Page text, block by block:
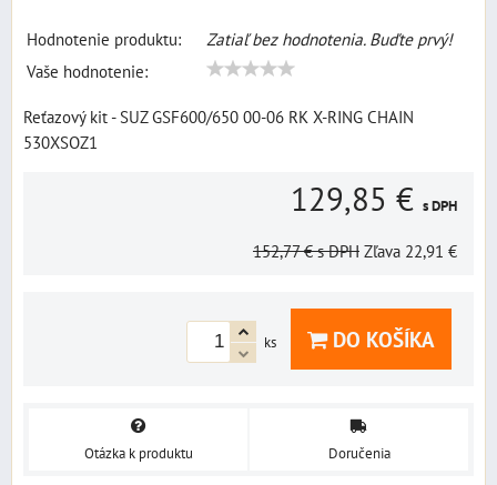
Hodnotenie produktu:
Zatiaľ bez hodnotenia. Buďte prvý!
Vaše hodnotenie:
Reťazový kit - SUZ GSF600/650 00-06 RK X-RING CHAIN
530XSOZ1
129,85 € s DPH
152,77 € s DPH Zľava 22,91 €
ks DO KOŠÍKA
Otázka k produktu Doručenia